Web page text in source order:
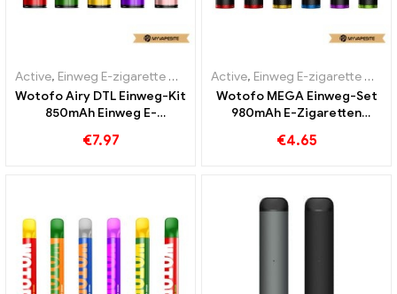
Active, Einweg E-zigarette mit Nikotin ,Einweg E-Zigaretten
Wotofo Airy DTL Einweg-Kit
850mAh Einweg E-
Custom
€7.97
Active, Einweg E-zigarette mit Nikotin
Wotofo MEGA Einweg-Set
980mAh E-Zigaretten
€4.65